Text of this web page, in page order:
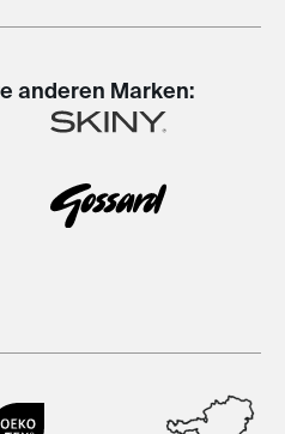
anderen Marken: